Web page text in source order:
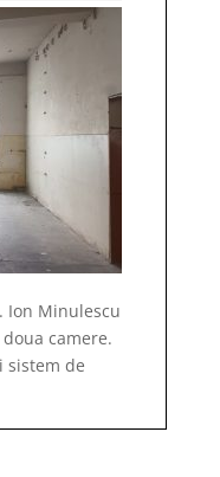
Ion Minulescu
camere.
sistem de